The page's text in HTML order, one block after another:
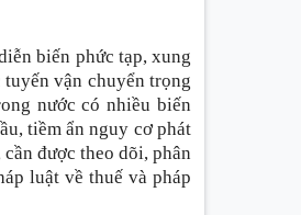
biến phức tạp, xung
vận chuyển trọng
nước có nhiều biến
tiềm ẩn nguy cơ phát
được theo dõi, phân
luật về thuế và pháp